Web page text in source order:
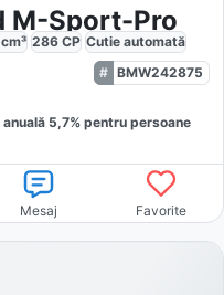
M-Sport-Pro
cm³ 286 CP Cutie automată
BMW242875
anuală 5,7% pentru persoane
Mesaj Favorite